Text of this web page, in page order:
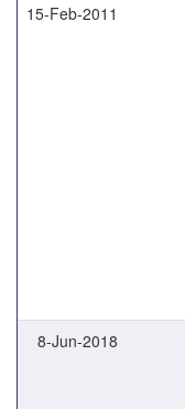
15-Feb-2011
8-Jun-2018